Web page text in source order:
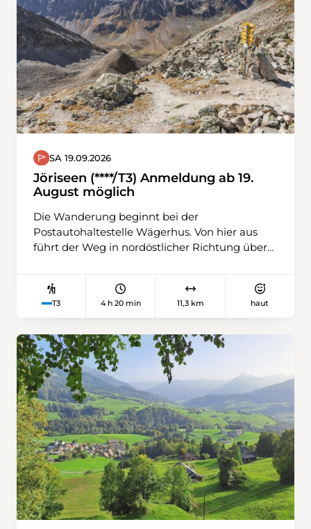
Wanderung bildet.
SA 19.09.2026
Jöriseen (****/T3) Anmeldung ab 19.
August möglich
Die Wanderung beginnt bei der
Postautohaltestelle Wägerhus. Von hier aus
führt der Weg in nordöstlicher Richtung über
geniessen wir eine einzigartige Aussicht auf
die Jöriseen und den Jörigletscher. Dahinter
Silvrettamassivs und des Piz Linard. Der
grösste der Jöriseen ist milchig grün und wird
unterirdisch vom Schmelzwasser des
Jörigletschers gespeist. Sein Abfluss stürzt als
Jöribach ins Jörital und nach Vereina. Tiefblau
und klar bis auf den Grund ist das Wasser der
anderen Seen. Zurück zum Ausgangspunkt
gelangen wir entlang des linken
Gletscherrandes und zwischen den hellgrünen
Jöriseen hindurch. Von den Seen geht es
hinauf auf die Jöriflüelafurgga und von dort
wieder talwärts zum Wägerhus.
T3 4 h 20 min 11,3 km haut